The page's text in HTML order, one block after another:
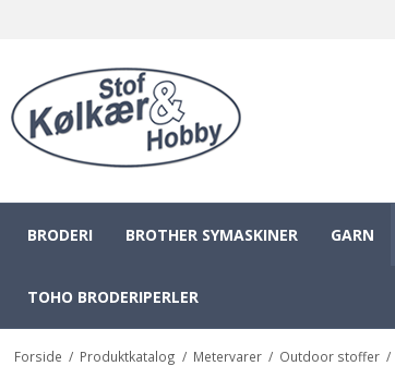
BRODERI BROTHER SYMASKINER GARN
TOHO BRODERIPERLER
Forside / Produktkatalog / Metervarer / Outdoor stoffer /